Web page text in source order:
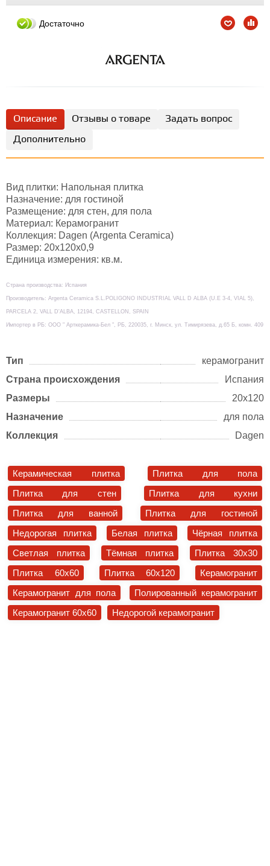
Достаточно
Описание Отзывы о товаре
Задать вопрос
Дополнительно
Вид плитки: Напольная плитка
Назначение: для гостиной
Размещение: для стен, для пола
Материал: Керамогранит
Коллекция: Dagen (Argenta Ceramica)
Размер: 20х120х0,9
Единица измерения: кв.м.
Страна производства: Испания
Производитель: Argenta Ceramica S.L.POLIGONO INDUSTRIAL VALL D ALBA (U.E 3-4, VIAL 5),
PARCELA 2, VALL D'ALBA, 12194, CASTELLON, SPAIN
Импортер в РБ: ООО " Арткерамика-Бел ", РБ, 220035, г. Минск, ул. Тимирязева, д.65 Б, комн. 409
Тип
керамогранит
Страна происхождения
Испания
Размеры
20х120
Назначение
для пола
Коллекция
Dagen
Керамическая плитка
Плитка для пола
Плитка для стен
Плитка для кухни
Плитка для ванной
Плитка для гостиной
Недорогая плитка
Белая плитка
Чёрная плитка
Светлая плитка
Тёмная плитка
Плитка 30x30
Плитка 60x60
Плитка 60x120
Керамогранит
Керамогранит для пола
Полированный керамогранит
Керамогранит 60x60
Недорогой керамогранит